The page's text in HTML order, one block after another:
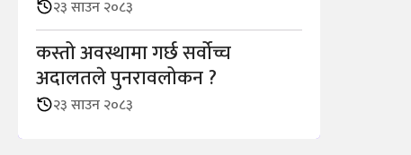
२३ साउन २०८३
कस्तो अवस्थामा गर्छ सर्वोच्च
अदालतले पुनरावलोकन ?
२३ साउन २०८३